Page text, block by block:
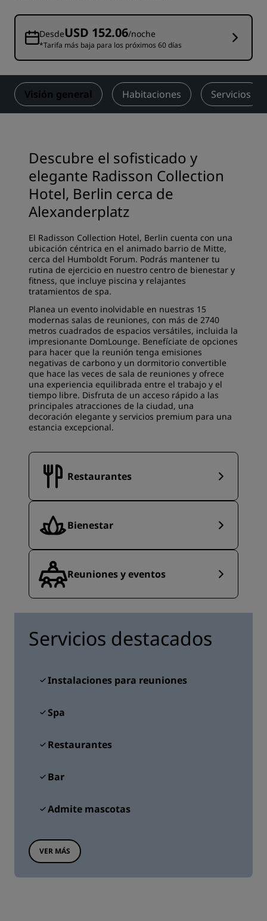
DesdeUSD 152.06/noche
*Tarifa más baja para los próximos 60 días
Visión general Habitaciones Servicios
Descubre el sofisticado y
elegante Radisson Collection
Hotel, Berlin cerca de
Alexanderplatz
El Radisson Collection Hotel, Berlin cuenta con una
ubicación céntrica en el animado barrio de Mitte,
cerca del Humboldt Forum. Podrás mantener tu
rutina de ejercicio en nuestro centro de bienestar y
fitness, que incluye piscina y relajantes
tratamientos de spa.
Planea un evento inolvidable en nuestras 15
modernas salas de reuniones, con más de 2740
metros cuadrados de espacios versátiles, incluida la
impresionante DomLounge. Benefíciate de opciones
para hacer que la reunión tenga emisiones
negativas de carbono y un dormitorio convertible
que hace las veces de sala de reuniones y ofrece
una experiencia equilibrada entre el trabajo y el
tiempo libre. Disfruta de un acceso rápido a las
principales atracciones de la ciudad, una
decoración elegante y servicios premium para una
estancia excepcional.
Restaurantes
Bienestar
Reuniones y eventos
Servicios destacados
Instalaciones para reuniones
Spa
Restaurantes
Bar
Admite mascotas
VER MÁS